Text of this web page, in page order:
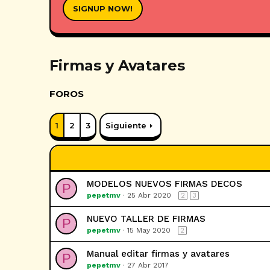
SIGNUP NOW!
Firmas y Avatares
FOROS
1 2 3 Siguiente
P MODELOS NUEVOS FIRMAS DECOS
pepetmv 25 Abr 2020 2 3
P NUEVO TALLER DE FIRMAS
pepetmv 15 May 2020 2
P Manual editar firmas y avatares
pepetmv 27 Abr 2017